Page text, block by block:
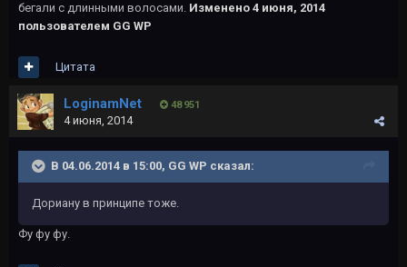
бегали с длинными волосами. Изменено 4 июня, 2014
пользователем GG WP
Цитата
LoginamNet 48 951
4 июня, 2014
В 04.06.2014 в 15:00, GG WP сказал:
Дориану в принципе тоже.
Фу фу фу.